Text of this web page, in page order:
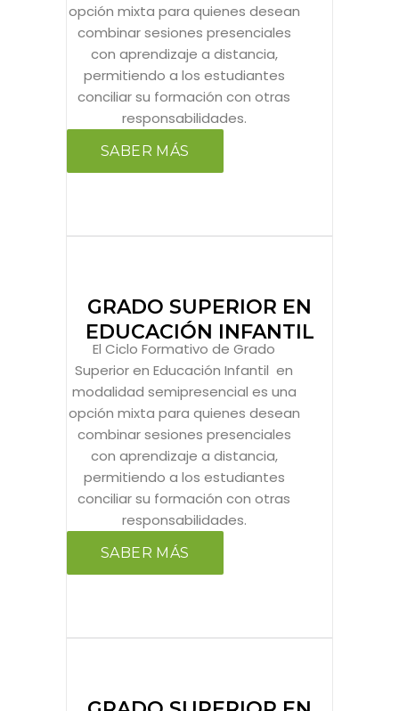
opción mixta para quienes desean
combinar sesiones presenciales
con aprendizaje a distancia,
permitiendo a los estudiantes
conciliar su formación con otras
responsabilidades.
SABER MÁS
GRADO SUPERIOR EN
EDUCACIÓN INFANTIL
El Ciclo Formativo de Grado
Superior en Educación Infantil en
modalidad semipresencial es una
opción mixta para quienes desean
combinar sesiones presenciales
con aprendizaje a distancia,
permitiendo a los estudiantes
conciliar su formación con otras
responsabilidades.
SABER MÁS